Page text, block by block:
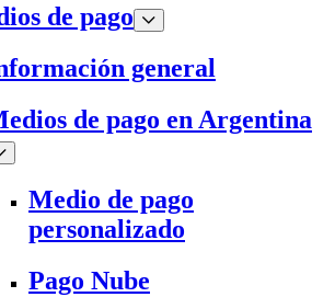
de pago
general
de pago en Argentina
Medio de pago
personalizado
Pago Nube